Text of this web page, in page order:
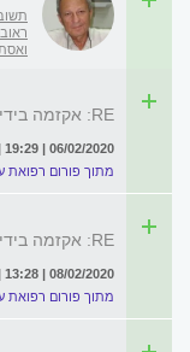
RE: אקזמה בידיים אין שיפור
06/02/2020 | 19:29 | מאת: יעל
מתוך פורום רפואת
RE: אקזמה בידיים אין שיפור
08/02/2020 | 13:28 | מאת: סהר
מתוך פורום רפואת